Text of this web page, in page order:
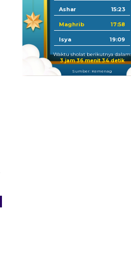
Ashar 15:23
Maghrib 17:58
Isya 19:09
Waktu sholat berikutnya dalam:
3 jam 36 menit 33 detik
Sumber: Kemenag